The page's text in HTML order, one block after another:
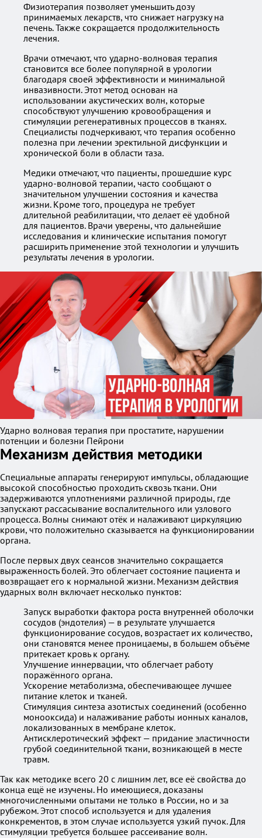
Физиотерапия позволяет уменьшить дозу
принимаемых лекарств, что снижает нагрузку на
печень. Также сокращается продолжительность
лечения.
Врачи отмечают, что ударно-волновая терапия
становится все более популярной в урологии
благодаря своей эффективности и минимальной
инвазивности. Этот метод основан на
использовании акустических волн, которые
способствуют улучшению кровообращения и
стимуляции регенеративных процессов в тканях.
Специалисты подчеркивают, что терапия особенно
полезна при лечении эректильной дисфункции и
хронической боли в области таза.
Медики отмечают, что пациенты, прошедшие курс
ударно-волновой терапии, часто сообщают о
значительном улучшении состояния и качества
жизни. Кроме того, процедура не требует
длительной реабилитации, что делает её удобной
для пациентов. Врачи уверены, что дальнейшие
исследования и клинические испытания помогут
расширить применение этой технологии и улучшить
результаты лечения в урологии.
Ударно волновая терапия при простатите, нарушении
потенции и болезни Пейрони
Механизм действия методики
Специальные аппараты генерируют импульсы, обладающие
высокой способностью проходить сквозь ткани. Они
задерживаются уплотнениями различной природы, где
запускают рассасывание воспалительного или узлового
процесса. Волны снимают отёк и налаживают циркуляцию
крови, что положительно сказывается на функционировании
органа.
После первых двух сеансов значительно сокращается
выраженность болей. Это облегчает состояние пациента и
возвращает его к нормальной жизни. Механизм действия
ударных волн включает несколько пунктов:
Запуск выработки фактора роста внутренней оболочки
сосудов (эндотелия) — в результате улучшается
функционирование сосудов, возрастает их количество,
они становятся менее проницаемы, в большем объёме
притекает кровь к органу.
Улучшение иннервации, что облегчает работу
поражённого органа.
Ускорение метаболизма, обеспечивающее лучшее
питание клеток и тканей.
Стимуляция синтеза азотистых соединений (особенно
монооксида) и налаживание работы ионных каналов,
локализованных в мембране клеток.
Антисклеротический эффект — придание эластичности
грубой соединительной ткани, возникающей в месте
травм.
Так как методике всего 20 с лишним лет, все её свойства до
конца ещё не изучены. Но имеющиеся, доказаны
многочисленными опытами не только в России, но и за
рубежом. Этот способ используется и для удаления
конкрементов, в этом случае используется узкий пучок. Для
стимуляции требуется большее рассеивание волн.